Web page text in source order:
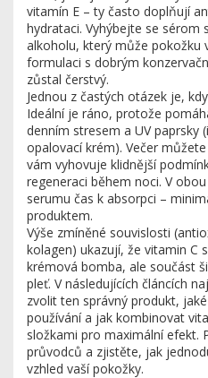
vitamín E – ty často doplňují
hydrataci. Vyhýbejte se sérom
alkoholu, který může pokožku
formulaci s dobrým
zůstal čerstvý.
Jednou z častých otázek je,
Ideální je ráno, protože
denním stresem a UV paprsky
opalovací krém). Večer
vám vyhovuje klidnější
regeneraci během noci. V
serumu čas k absorpci –
produktem.
Výše zmíněné souvislosti
kolagen) ukazují, že vitamin C
krémová bomba, ale součást
pleť. V následujících článcích
zvolit ten správný produkt,
používání a jak kombinovat
složkami pro maximální efekt.
průvodců a zjistěte, jak
vzhled vaší pokožky.